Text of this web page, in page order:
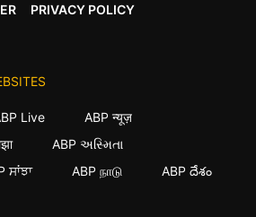
PRIVACY POLICY
Live
ABP न्यूज़
ABP અસ્મિતા
ਸਾਂਝਾ ABP நாடு ABP దేశం